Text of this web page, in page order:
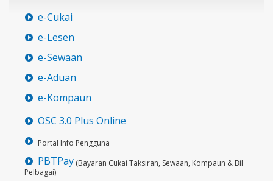
e-Cukai
e-Lesen
e-Sewaan
e-Aduan
e-Kompaun
OSC 3.0 Plus Online
Portal Info Pengguna
PBTPay (Bayaran Cukai Taksiran, Sewaan, Kompaun & Bil
Pelbagai)